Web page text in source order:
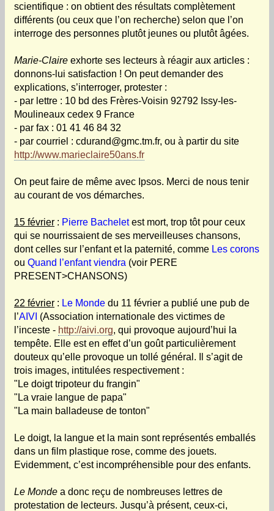
scientifique : on obtient des résultats complètement
différents (ou ceux que l’on recherche) selon que l’on
interroge des personnes plutôt jeunes ou plutôt âgées.
Marie-Claire exhorte ses lecteurs à réagir aux articles :
donnons-lui satisfaction ! On peut demander des
explications, s’interroger, protester :
- par lettre : 10 bd des Frères-Voisin 92792 Issy-les-
Moulineaux cedex 9 France
- par fax : 01 41 46 84 32
- par courriel : cdurand@gmc.tm.fr, ou à partir du site
http://www.marieclaire50ans.fr
On peut faire de même avec Ipsos. Merci de nous tenir
au courant de vos démarches.
15 février : Pierre Bacheletest mort, trop tôt pour ceux
qui se nourrissaient de ses merveilleuses chansons,
dont celles sur l’enfant et la paternité, comme Les corons
ou Quand l’enfant viendra (voir PERE
PRESENT>CHANSONS)
22 février : Le Monde du 11 février a publié une pub de
l’AIVI (Association internationale des victimes de
l’inceste - http://aivi.org, qui provoque aujourd’hui la
tempête. Elle est en effet d’un goût particulièrement
douteux qu’elle provoque un tollé général. Il s’agit de
trois images, intitulées respectivement :
"Le doigt tripoteur du frangin"
"La vraie langue de papa"
"La main balladeuse de tonton"
Le doigt, la langue et la main sont représentés emballés
dans un film plastique rose, comme des jouets.
Evidemment, c’est incompréhensible pour des enfants.
Le Monde a donc reçu de nombreuses lettres de
protestation de lecteurs. Jusqu’à présent, ceux-ci,